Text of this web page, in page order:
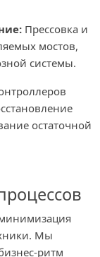
Прессовка и
мостов,
системы.
остаточной
Мы
ритм